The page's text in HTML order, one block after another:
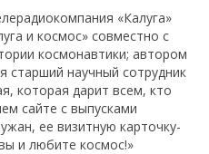
«Калуга»
и космос» совместно с
космонавтики; автором
старший научный сотрудник
которая дарит всем, кто
сайте с выпусками
ее визитную карточку-
и любите космос!»